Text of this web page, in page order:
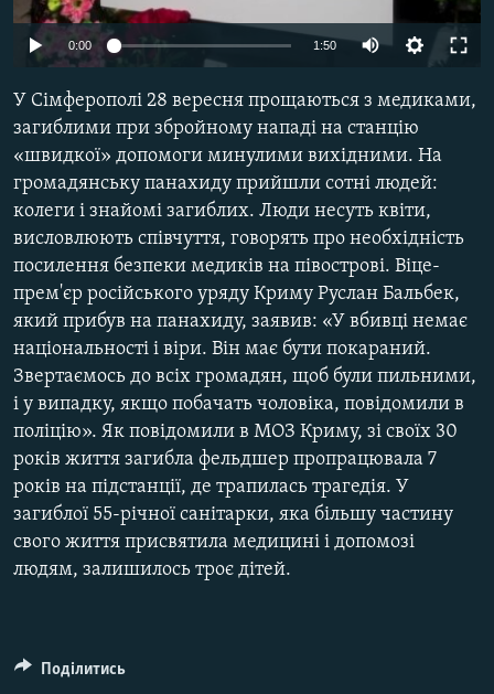
ВІДЕОУРОКИ «ELIFBE»
СВІДЧЕННЯ ОКУПАЦІЇ
УКРАЇНСЬКА ПРОБЛЕМА КРИМУ
Русский
ДОЛУЧАЙСЯ!
Усі сайти RFE/RL
0:00 1:50
У Сімферополі 28 вересня прощаються з медиками,
загиблими при збройному нападі на станцію
«швидкої» допомоги минулими вихідними. На
громадянську панахиду прийшли сотні людей:
колеги і знайомі загиблих. Люди несуть квіти,
висловлюють співчуття, говорять про необхідність
посилення безпеки медиків на півострові. Віце-
прем'єр російського уряду Криму Руслан Бальбек,
який прибув на панахиду, заявив: «У вбивці немає
національності і віри. Він має бути покараний.
Звертаємось до всіх громадян, щоб були пильними,
і у випадку, якщо побачать чоловіка, повідомили в
поліцію». Як повідомили в МОЗ Криму, зі своїх 30
років життя загибла фельдшер пропрацювала 7
років на підстанції, де трапилась трагедія. У
загиблої 55-річної санітарки, яка більшу частину
свого життя присвятила медицині і допомозі
людям, залишилось троє дітей.
Поділитись